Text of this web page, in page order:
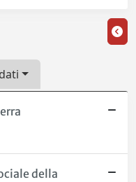
della